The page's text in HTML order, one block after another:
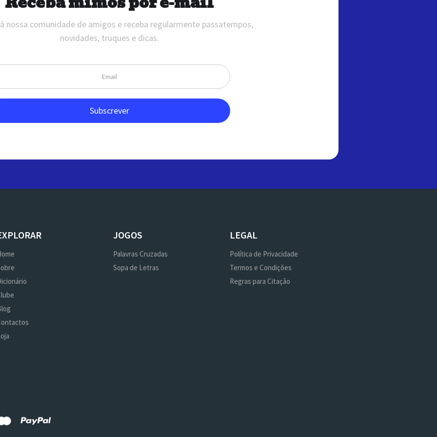
nossa comunidade de amigos e receba regularmente passatempos,
novidades, truques e dicas.
JOGOS
Palavras Cruzadas
Sopa de Letras
LEGAL
Política de Privacidade
Termos e Condições
Regras para Citação